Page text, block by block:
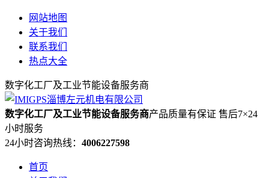
网站地图
关于我们
联系我们
热点大全
数字化工厂及工业节能设备服务商
数字化工厂及工业节能设备服务商产品质量有保证 售后7×24
小时服务
24小时咨询热线： 4006227598
首页